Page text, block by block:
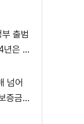
출범
년은 8
넘어
증금'